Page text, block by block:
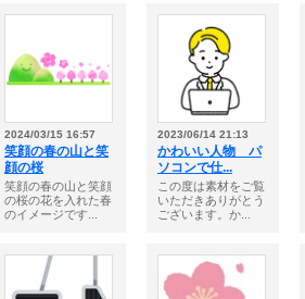
2024/03/15 16:57
笑顔の春の山と笑
顔の桜
笑顔の春の山と笑顔
の桜の花を入れた春
のイメージです...
2023/06/14 21:13
かわいい人物 パ
ソコンで仕...
この度は素材をご覧
いただきありがとう
ございます。か...